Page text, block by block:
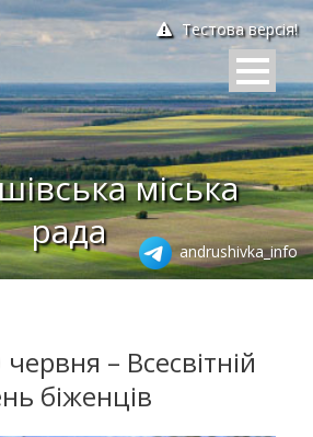
Тестова версія!
міська
рада
andrushivka_info
– Всесвітній
біженців